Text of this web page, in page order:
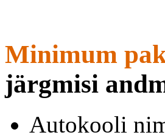
Minimum
järgmisi
Autokooli